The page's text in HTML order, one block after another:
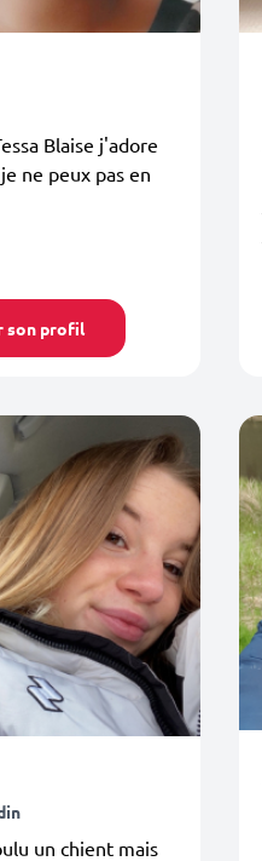
Blaise j'adore
ne peux pas en
son profil
un chient mais